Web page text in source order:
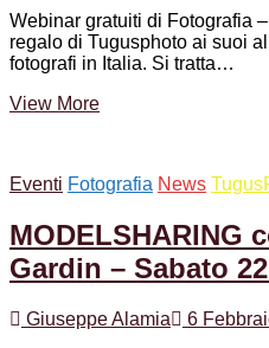
Webinar gratuiti di Fotografia
regalo di Tugusphoto ai suoi
fotografi in Italia. Si tratta…
View MoreWebinar
–
with
Colleagues
Eventi Fotografia News
MODELSHARING
Gardin – Sabato
Giuseppe Alamia
6